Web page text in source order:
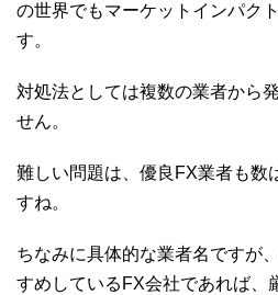
の世界でもマーケットインパク
す。
対処法としては複数の業者から
せん。
難しい問題は、優良FX業者も数
すね。
ちなみに具体的な業者名ですが
すめしているFX会社であれば、